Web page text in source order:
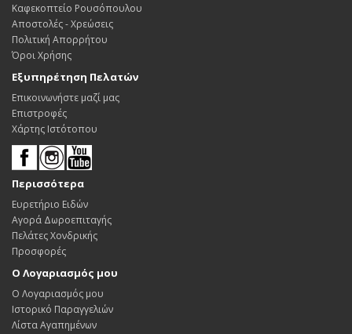
Καφεκοπτείο Ρουσόπουλου
Αποστολές - Χρεώσεις
Πολιτική Απορρήτου
Όροι Χρήσης
Εξυπηρέτηση Πελατών
Επικοινωνήστε μαζί μας
Επιστροφές
Χάρτης Ιστότοπου
Περισσότερα
Ευρετήριο Ειδών
Αγορά Δωροεπιταγής
Πελάτες Χονδρικής
Προσφορές
Ο Λογαριασμός μου
Ο Λογαριασμός μου
Ιστορικό Παραγγελιών
Λίστα Αγαπημένων